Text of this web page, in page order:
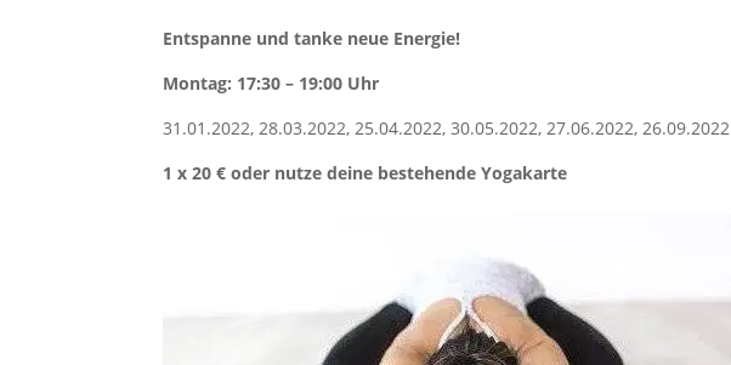
Entspanne und tanke neue Energie!
Montag: 17:30 – 19:00 Uhr
31.01.2022, 28.03.2022, 25.04.2022, 30.05.2022, 27.06.2022, 26.09.2022
1 x 20 € oder nutze deine bestehende Yogakarte